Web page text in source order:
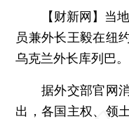
【财新网】 当
员兼外长王毅在纽
乌克兰外长库列巴。
据外交部官网消
出，各国主权、领